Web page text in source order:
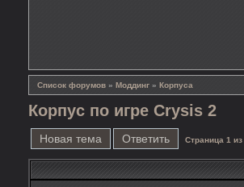
Список форумов » Моддинг » Корпуса
Корпус по игре Crysis 2
Новая тема Ответить Страница 1 из